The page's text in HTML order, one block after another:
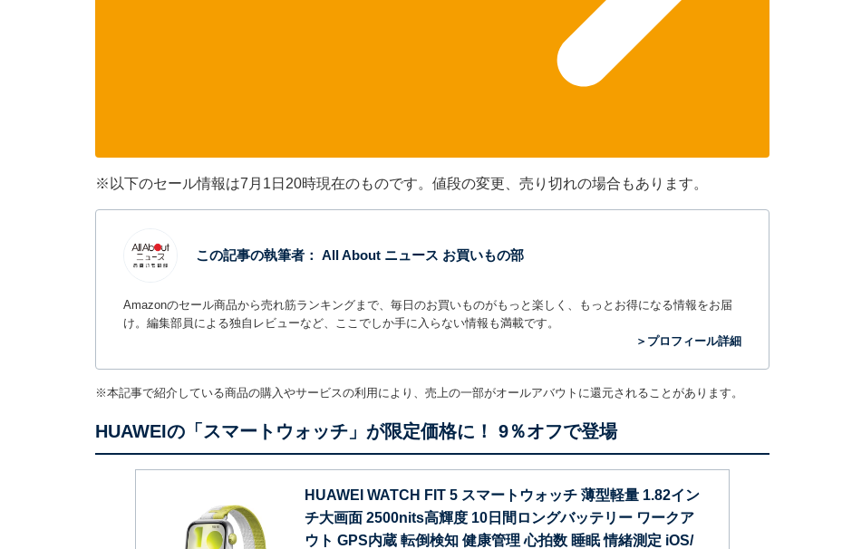
※以下のセール情報は7月1日20時現在のものです。値段の変更、売り切れの場合もあります。
この記事の執筆者： All About ニュース お買いもの部
Amazonのセール商品から売れ筋ランキングまで、毎日のお買いものがもっと楽しく、もっとお得になる情報をお届
け。編集部員による独自レビューなど、ここでしか手に入らない情報も満載です。
＞プロフィール詳細
※本記事で紹介している商品の購入やサービスの利用により、売上の一部がオールアバウトに還元されることがあります。
HUAWEIの「スマートウォッチ」が限定価格に！ 9％オフで登場
HUAWEI WATCH FIT 5 スマートウォッチ 薄型軽量 1.82イン
チ大画面 2500nits高輝度 10日間ロングバッテリー ワークア
ウト GPS内蔵 転倒検知 健康管理 心拍数 睡眠 情緒測定 iOS/